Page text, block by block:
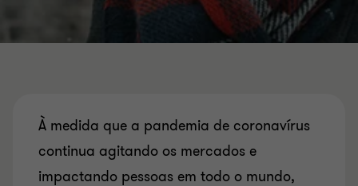
À medida que a pandemia de coronavírus
continua agitando os mercados e
impactando pessoas em todo o mundo,